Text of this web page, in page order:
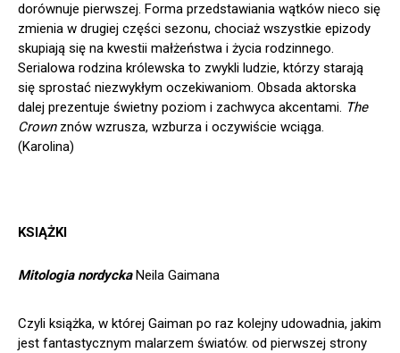
dorównuje pierwszej. Forma przedstawiania wątków nieco się
zmienia w drugiej części sezonu, chociaż wszystkie epizody
skupiają się na kwestii małżeństwa i życia rodzinnego.
Serialowa rodzina królewska to zwykli ludzie, którzy starają
się sprostać niezwykłym oczekiwaniom. Obsada aktorska
dalej prezentuje świetny poziom i zachwyca akcentami. The
Crownznów wzrusza, wzburza i oczywiście wciąga.
(Karolina)
KSIĄŻKI
Mitologia nordyckaNeila Gaimana
Czyli książka, w której Gaiman po raz kolejny udowadnia, jakim
jest fantastycznym malarzem światów. od pierwszej strony